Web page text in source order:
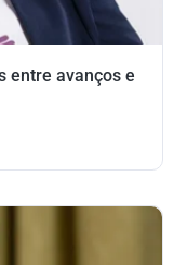
entre avanços e